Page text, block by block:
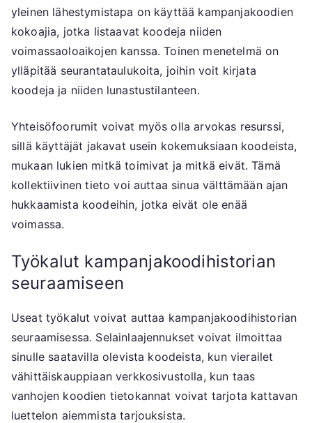
yleinen lähestymistapa on käyttää kampanjakoodien
kokoajia, jotka listaavat koodeja niiden
voimassaoloaikojen kanssa. Toinen menetelmä on
ylläpitää seurantataulukoita, joihin voit kirjata
koodeja ja niiden lunastustilanteen.
Yhteisöfoorumit voivat myös olla arvokas resurssi,
sillä käyttäjät jakavat usein kokemuksiaan koodeista,
mukaan lukien mitkä toimivat ja mitkä eivät. Tämä
kollektiivinen tieto voi auttaa sinua välttämään ajan
hukkaamista koodeihin, jotka eivät ole enää
voimassa.
Työkalut kampanjakoodihistorian
seuraamiseen
Useat työkalut voivat auttaa kampanjakoodihistorian
seuraamisessa. Selainlaajennukset voivat ilmoittaa
sinulle saatavilla olevista koodeista, kun vierailet
vähittäiskauppiaan verkkosivustolla, kun taas
vanhojen koodien tietokannat voivat tarjota kattavan
luettelon aiemmista tarjouksista.